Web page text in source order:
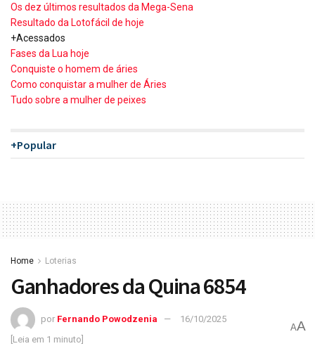
Os dez últimos resultados da Mega-Sena
Resultado da Lotofácil de hoje
+Acessados
Fases da Lua hoje
Conquiste o homem de áries
Como conquistar a mulher de Áries
Tudo sobre a mulher de peixes
+Popular
Home Loterias
Ganhadores da Quina 6854
por Fernando Powodzenia
16/10/2025
[Leia em 1 minuto]
AA